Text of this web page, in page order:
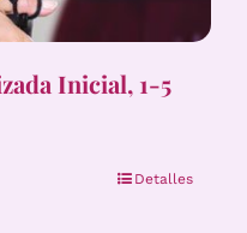
Inicial, 1-5
Detalles